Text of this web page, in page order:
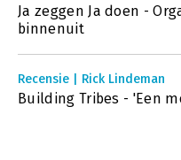
Ja zeggen Ja doen -
binnenuit
Recensie | Rick Lindeman
Building Tribes - 'Een